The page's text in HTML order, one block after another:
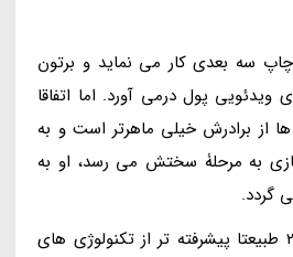
سه بعدی کار می نماید و برتون
ویدئویی پول درمی آورد. اما اتفاقا
ها از برادرش خیلی ماهرتر است و به
به مرحلۀ سختش می رسد، او به
گردد.
تکنولوژی های سال 2032 طبیعتا پیشرفته تر از تکنولوژی های